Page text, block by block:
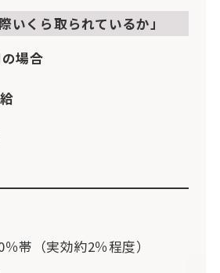
くら取られているか」
場合
帯（実効約2％程度）